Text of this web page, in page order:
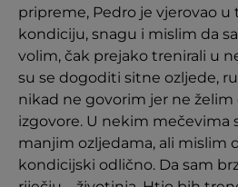
pripreme, Pedro je vjerovao
kondiciju, snagu i mislim da
volim, čak prejako trenirali u
su se dogoditi sitne ozljede,
nikad ne govorim jer ne želim
izgovore. U nekim mečevima
manjim ozljedama, ali mislim
kondicijski odlično. Da sam